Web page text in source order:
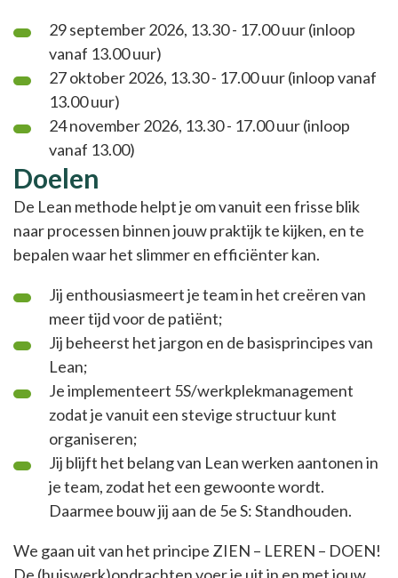
29 september 2026, 13.30 - 17.00 uur (inloop
vanaf 13.00 uur)
27 oktober 2026, 13.30 - 17.00 uur (inloop vanaf
13.00 uur)
24 november 2026, 13.30 - 17.00 uur (inloop
vanaf 13.00)
Doelen
De Lean methode helpt je om vanuit een frisse blik
naar processen binnen jouw praktijk te kijken, en te
bepalen waar het slimmer en efficiënter kan.
Jij enthousiasmeert je team in het creëren van
meer tijd voor de patiënt;
Jij beheerst het jargon en de basisprincipes van
Lean;
Je implementeert 5S/werkplekmanagement
zodat je vanuit een stevige structuur kunt
organiseren;
Jij blijft het belang van Lean werken aantonen in
je team, zodat het een gewoonte wordt.
Daarmee bouw jij aan de 5e S: Standhouden.
We gaan uit van het principe ZIEN – LEREN – DOEN!